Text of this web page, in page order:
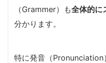
（Grammer）も全体的に
分かります。
特に発音（